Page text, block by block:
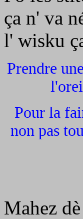
ça n' va
l' wisku
Prendre
Pour la
non pas
Mahez